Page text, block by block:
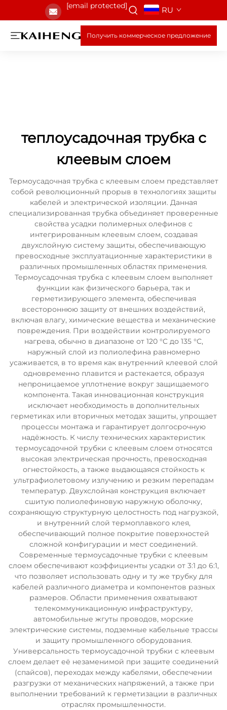
[email protected] RU
Получить коммерческое предложение
теплоусадочная трубка с
клеевым слоем
Термоусадочная трубка с клеевым слоем представляет
собой революционный прорыв в технологиях защиты
кабелей и электрической изоляции. Данная
специализированная трубка объединяет проверенные
свойства усадки полимерных олефинов с
интегрированным клеевым слоем, создавая
двухслойную систему защиты, обеспечивающую
превосходные эксплуатационные характеристики в
различных промышленных областях применения.
Термоусадочная трубка с клеевым слоем выполняет
функции как физического барьера, так и
герметизирующего элемента, обеспечивая
всестороннюю защиту от внешних воздействий,
включая влагу, химические вещества и механические
повреждения. При воздействии контролируемого
нагрева, обычно в диапазоне от 120 °C до 135 °C,
наружный слой из полиолефина равномерно
усаживается, в то время как внутренний клеевой слой
одновременно плавится и растекается, образуя
непроницаемое уплотнение вокруг защищаемого
компонента. Такая инновационная конструкция
исключает необходимость в дополнительных
герметиках или вторичных методах защиты, упрощает
процессы монтажа и гарантирует долгосрочную
надёжность. К числу технических характеристик
термоусадочной трубки с клеевым слоем относятся
высокая электрическая прочность, превосходная
огнестойкость, а также выдающаяся стойкость к
ультрафиолетовому излучению и резким перепадам
температур. Двухслойная конструкция включает
сшитую полиолефиновую наружную оболочку,
сохраняющую структурную целостность под нагрузкой,
и внутренний слой термоплавкого клея,
обеспечивающий полное покрытие поверхностей
сложной конфигурации и мест соединений.
Современные термоусадочные трубки с клеевым
слоем обеспечивают коэффициенты усадки от 3:1 до 6:1,
что позволяет использовать одну и ту же трубку для
кабелей различного диаметра и компонентов разных
размеров. Области применения охватывают
телекоммуникационную инфраструктуру,
автомобильные жгуты проводов, морские
электрические системы, подземные кабельные трассы
и защиту промышленного оборудования.
Универсальность термоусадочной трубки с клеевым
слоем делает её незаменимой при защите соединений
(спайсов), переходах между кабелями, обеспечении
разгрузки от механических напряжений, а также при
выполнении требований к герметизации в различных
отраслях промышленности.